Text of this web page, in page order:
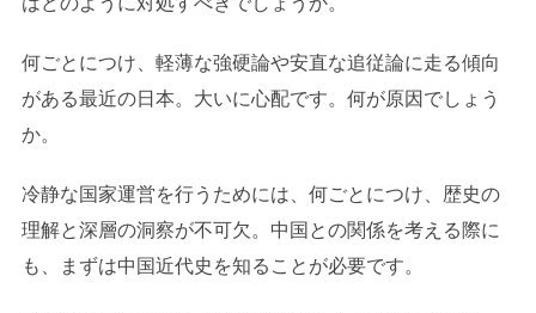
何ごとにつけ、軽薄な強硬論や安直な追従論に走る傾向
がある最近の日本。大いに心配です。何が原因でしょう
か。
冷静な国家運営を行うためには、何ごとにつけ、歴史の
理解と深層の洞察が不可欠。中国との関係を考える際に
も、まずは中国近代史を知ることが必要です。